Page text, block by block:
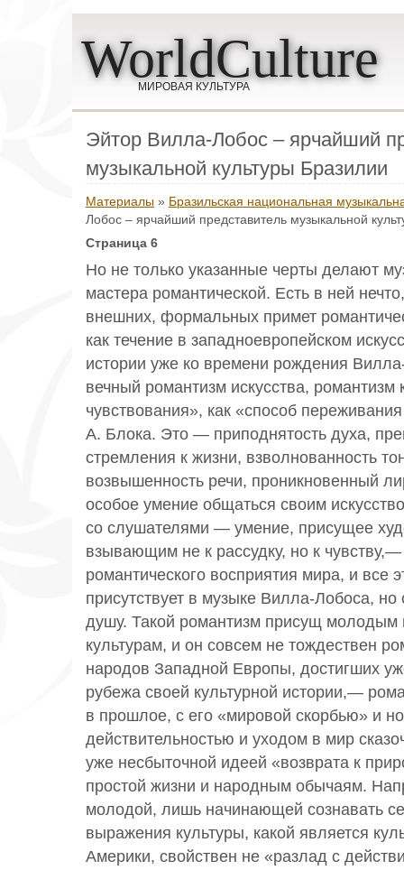
WorldCulture
МИРОВАЯ КУЛЬТУРА
Эйтор Вилла-Лобос – ярчайший
музыкальной культуры Бразилии
Материалы » Бразильская национальная
Лобос – ярчайший представитель музыкальной
Страница 6
Но не только указанные черты делают
мастера романтической. Есть в ней
внешних, формальных примет
как течение в западноевропейском
истории уже ко времени рождения
вечный романтизм искусства,
чувствования», как «способ
А. Блока. Это — приподнятость духа,
стремления к жизни, взволнованность
возвышенность речи, проникновенный
особое умение общаться своим
со слушателями — умение, присущее
взывающим не к рассудку, но к чувству,—
романтического восприятия мира, и все
присутствует в музыке Вилла-Лобоса, но
душу. Такой романтизм присущ
культурам, и он совсем не тождествен
народов Западной Европы, достигших
рубежа своей культурной истории,—
в прошлое, с его «мировой скорбью» и
действительностью и уходом в мир
уже несбыточной идеей «возврата к
простой жизни и народным обычаям.
молодой, лишь начинающей сознавать
выражения культуры, какой является
Америки, свойствен не «разлад с